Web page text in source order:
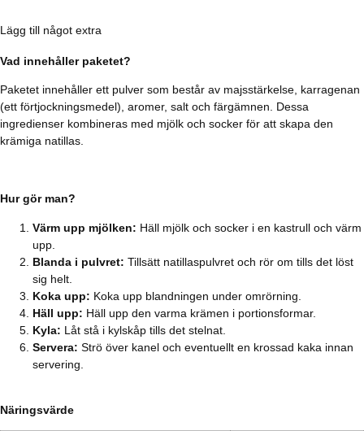
Lägg till något extra
Vad innehåller paketet?
Paketet innehåller ett pulver som består av majsstärkelse, karragenan
(ett förtjockningsmedel), aromer, salt och färgämnen. Dessa
ingredienser kombineras med mjölk och socker för att skapa den
krämiga natillas.
Hur gör man?
Värm upp mjölken: Häll mjölk och socker i en kastrull och värm
upp.
Blanda i pulvret: Tillsätt natillaspulvret och rör om tills det löst
sig helt.
Koka upp: Koka upp blandningen under omrörning.
Häll upp: Häll upp den varma krämen i portionsformar.
Kyla: Låt stå i kylskåp tills det stelnat.
Servera: Strö över kanel och eventuellt en krossad kaka innan
servering.
Näringsvärde